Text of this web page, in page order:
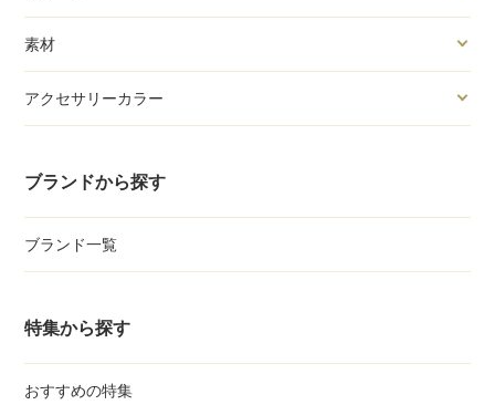
素材
アクセサリーカラー
ブランドから探す
ブランド一覧
特集から探す
おすすめの特集